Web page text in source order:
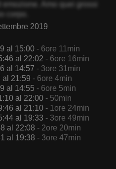
Amo quei grossi
corpo.
2019
al 15:00 - 6ore 11min
al 22:02 - 6ore 16min
al 14:57 - 3ore 31min
al 21:59 - 6ore 4min
al 14:55 - 6ore 5min
al 22:00 - 50min
al 21:10 - 1ore 24min
al 19:33 - 3ore 49min
al 22:08 - 2ore 20min
al 19:38 - 3ore 47min